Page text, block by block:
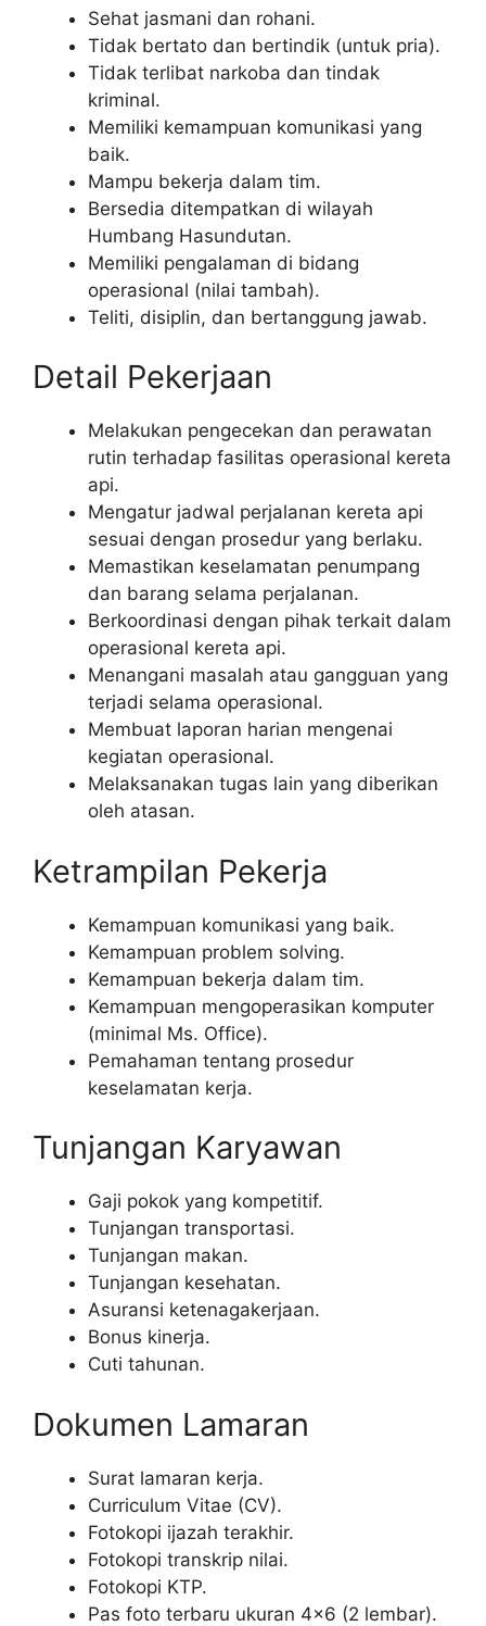
Sehat jasmani dan rohani.
Tidak bertato dan bertindik (untuk pria).
Tidak terlibat narkoba dan tindak
kriminal.
Memiliki kemampuan komunikasi yang
baik.
Mampu bekerja dalam tim.
Bersedia ditempatkan di wilayah
Humbang Hasundutan.
Memiliki pengalaman di bidang
operasional (nilai tambah).
Teliti, disiplin, dan bertanggung jawab.
Detail Pekerjaan
Melakukan pengecekan dan perawatan
rutin terhadap fasilitas operasional kereta
api.
Mengatur jadwal perjalanan kereta api
sesuai dengan prosedur yang berlaku.
Memastikan keselamatan penumpang
dan barang selama perjalanan.
Berkoordinasi dengan pihak terkait dalam
operasional kereta api.
Menangani masalah atau gangguan yang
terjadi selama operasional.
Membuat laporan harian mengenai
kegiatan operasional.
Melaksanakan tugas lain yang diberikan
oleh atasan.
Ketrampilan Pekerja
Kemampuan komunikasi yang baik.
Kemampuan problem solving.
Kemampuan bekerja dalam tim.
Kemampuan mengoperasikan komputer
(minimal Ms. Office).
Pemahaman tentang prosedur
keselamatan kerja.
Tunjangan Karyawan
Gaji pokok yang kompetitif.
Tunjangan transportasi.
Tunjangan makan.
Tunjangan kesehatan.
Asuransi ketenagakerjaan.
Bonus kinerja.
Cuti tahunan.
Dokumen Lamaran
Surat lamaran kerja.
Curriculum Vitae (CV).
Fotokopi ijazah terakhir.
Fotokopi transkrip nilai.
Fotokopi KTP.
Pas foto terbaru ukuran 4×6 (2 lembar).